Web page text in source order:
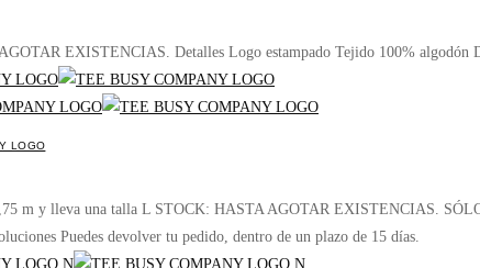
EXISTENCIAS. Detalles Logo estampado Tejido 100% algodón
LOGO
m y lleva una talla L STOCK: HASTA AGOTAR EXISTENCIAS.
Puedes devolver tu pedido, dentro de un plazo de 15 días.